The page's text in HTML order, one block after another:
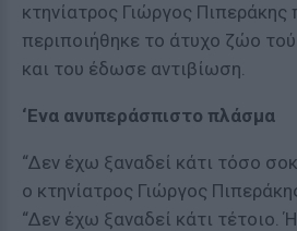
κτηνίατρος Γιώργος
περιποιήθηκε το άτυχο ζώο
και του έδωσε αντιβίωση.
‘Ενα ανυπεράσπιστο πλάσμα
“Δεν έχω ξαναδεί κάτι τόσο
ο κτηνίατρος Γιώργος
“Δεν έχω ξαναδεί κάτι τέτοιο.